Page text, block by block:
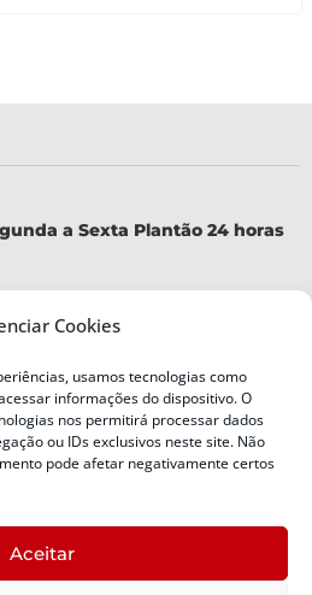
Cookies
usamos tecnologias como
informações do dispositivo. O
nos permitirá processar dados
ou IDs exclusivos neste site. Não
pode afetar negativamente certos
Aceitar
a Sexta Plantão 24 horas
Santa Catarina
SC